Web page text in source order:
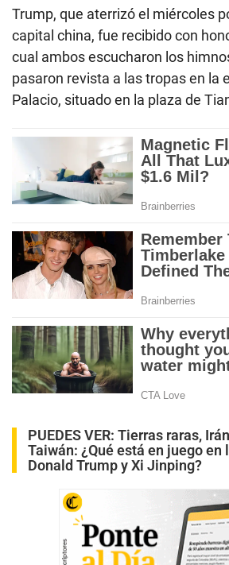
Trump, que aterrizó el miércoles
capital china, fue recibido con
cual ambos escucharon los
pasaron revista a las tropas en la
Palacio, situado en la plaza de
PUEDES VER: Tierras raras,
Taiwán: ¿Qué está en juego en
Donald Trump y Xi Jinping?